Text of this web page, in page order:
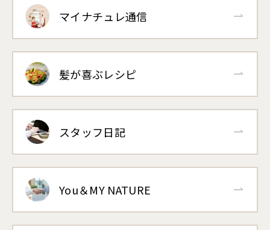
マイナチュレ通信
髪が喜ぶレシピ
スタッフ日記
You＆MY NATURE